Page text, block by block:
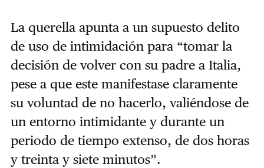
La querella apunta a un supuesto delito
de uso de intimidación para “tomar la
decisión de volver con su padre a Italia,
pese a que estemanifestase claramente
su voluntad de no hacerlo, valiéndose de
un entorno intimidante y durante un
periodo de tiempo extenso, de dos horas
y treinta y siete minutos”.